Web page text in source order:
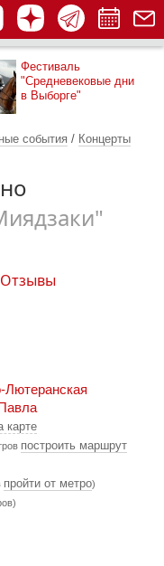
Фестиваль
"Средневековые дни
в Выборге"
события / Концерты
Отзывы
Лютеранская
карте
построить маршрут
пройти от метро)